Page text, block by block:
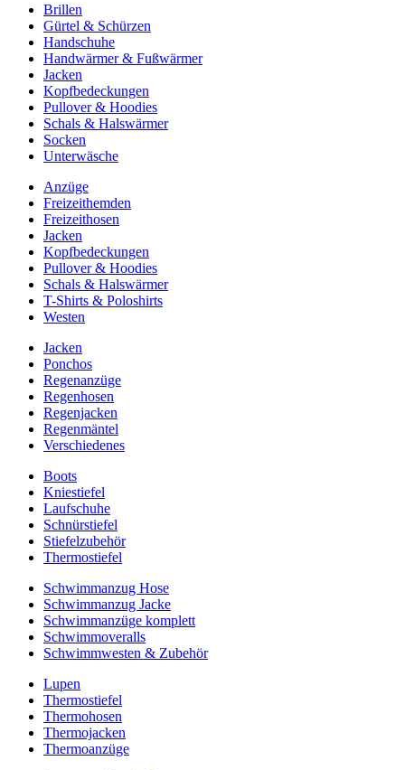
Brillen
Gürtel & Schürzen
Handschuhe
Handwärmer & Fußwärmer
Jacken
Kopfbedeckungen
Pullover & Hoodies
Schals & Halswärmer
Socken
Unterwäsche
Anzüge
Freizeithemden
Freizeithosen
Jacken
Kopfbedeckungen
Pullover & Hoodies
Schals & Halswärmer
T-Shirts & Poloshirts
Westen
Jacken
Ponchos
Regenanzüge
Regenhosen
Regenjacken
Regenmäntel
Verschiedenes
Boots
Kniestiefel
Laufschuhe
Schnürstiefel
Stiefelzubehör
Thermostiefel
Schwimmanzug Hose
Schwimmanzug Jacke
Schwimmanzüge komplett
Schwimmoveralls
Schwimmwesten & Zubehör
Lupen
Thermostiefel
Thermohosen
Thermojacken
Thermoanzüge